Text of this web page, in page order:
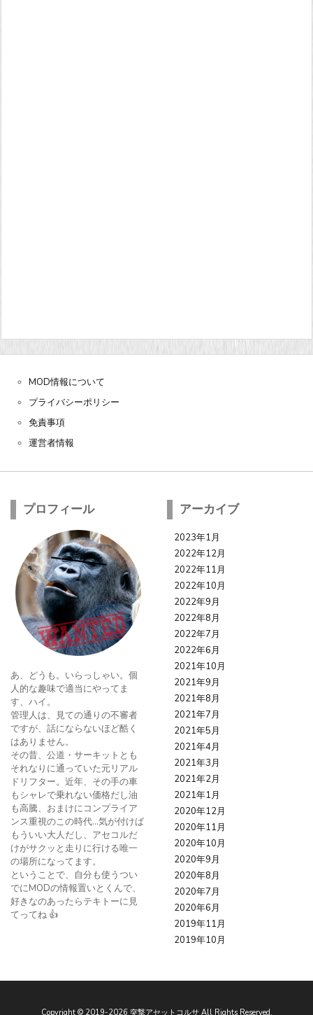
MOD情報について
プライバシーポリシー
免責事項
運営者情報
プロフィール
あ、どうも。いらっしゃい。個
人的な趣味で適当にやってま
す、ハイ。
管理人は、見ての通りの不審者
ですが、話にならないほど酷く
はありません。
その昔、公道・サーキットとも
それなりに通っていた元リアル
ドリフター。近年、その手の車
もシャレで乗れない価格だし油
も高騰、おまけにコンプライア
ンス重視のこの時代…気が付けば
もういい大人だし、アセコルだ
けがサクッと走りに行ける唯一
の場所になってます。
ということで、自分も使うつい
でにMODの情報置いとくんで、
好きなのあったらテキトーに見
てってね 👍
アーカイブ
2023年1月
2022年12月
2022年11月
2022年10月
2022年9月
2022年8月
2022年7月
2022年6月
2021年10月
2021年9月
2021年8月
2021年7月
2021年5月
2021年4月
2021年3月
2021年2月
2021年1月
2020年12月
2020年11月
2020年10月
2020年9月
2020年8月
2020年7月
2020年6月
2019年11月
2019年10月
Copyright © 2019-2026 突撃アセットコルサAll Rights Reserved.